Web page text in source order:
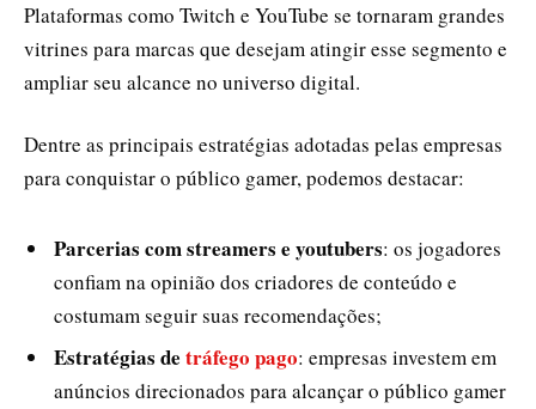
Plataformas como Twitch e YouTube se tornaram grandes
vitrines para marcas que desejam atingir esse segmento e
ampliar seu alcance no universo digital.
Dentre as principais estratégias adotadas pelas empresas
para conquistar o público gamer, podemos destacar:
Parcerias com streamers e youtubers: os jogadores
confiam na opinião dos criadores de conteúdo e
costumam seguir suas recomendações;
Estratégias de tráfego pago: empresas investem em
anúncios direcionados para alcançar o público gamer